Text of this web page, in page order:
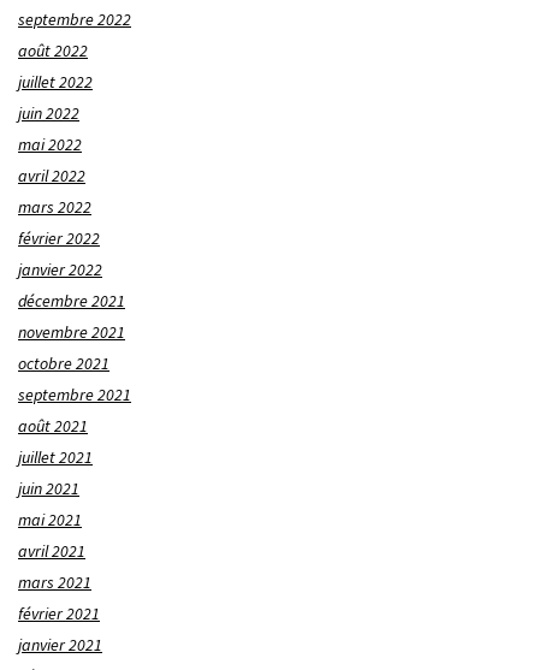
septembre 2022
août 2022
juillet 2022
juin 2022
mai 2022
avril 2022
mars 2022
février 2022
janvier 2022
décembre 2021
novembre 2021
octobre 2021
septembre 2021
août 2021
juillet 2021
juin 2021
mai 2021
avril 2021
mars 2021
février 2021
janvier 2021